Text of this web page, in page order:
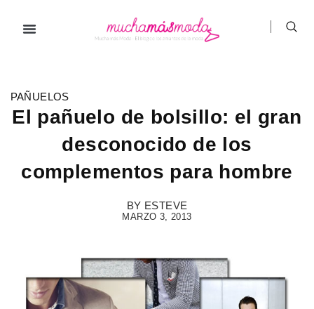
contenido
PAÑUELOS
El pañuelo de bolsillo: el gran
desconocido de los
complementos para hombre
BY ESTEVE
MARZO 3, 2013